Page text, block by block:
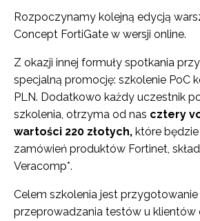
Rozpoczynamy kolejną edycją
Concept FortiGate w wersji online.
Z okazji innej formuły spotkania
specjalną promocję: szkolenie PoC
PLN. Dodatkowo każdy uczestnik
szkolenia, otrzyma od nas cztery
wartości 220 złotych, które
zamówień produktów Fortinet,
Veracomp*.
Celem szkolenia jest
przeprowadzania testów u klientów